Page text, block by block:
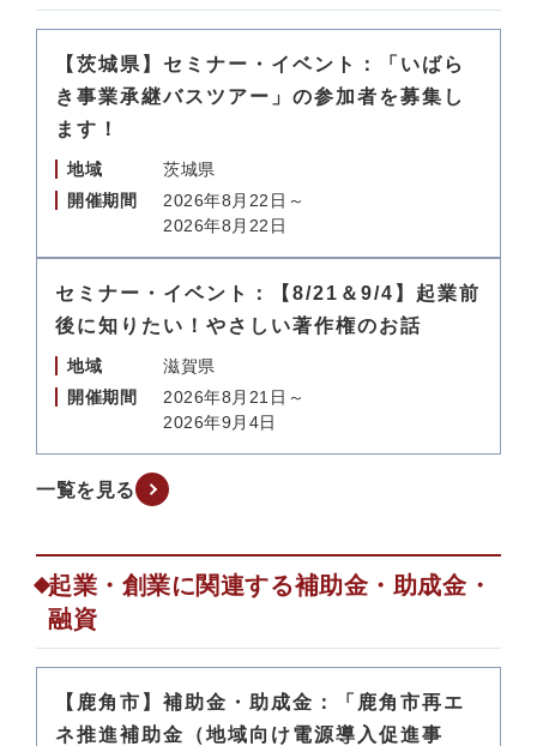
【茨城県】セミナー・イベント：「いばら
き事業承継バスツアー」の参加者を募集し
ます！
地域
茨城県
開催期間
2026年8月22日～
2026年8月22日
セミナー・イベント：【8/21＆9/4】起業前
後に知りたい！やさしい著作権のお話
地域
滋賀県
開催期間
2026年8月21日～
2026年9月4日
一覧を見る
起業・創業に関連する補助金・助成金・
融資
【鹿角市】補助金・助成金：「鹿角市再エ
ネ推進補助金（地域向け電源導入促進事